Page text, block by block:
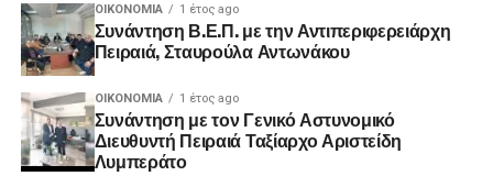
ΟΙΚΟΝΟΜΊΑ 1 έτος ago
Συνάντηση Β.Ε.Π. με την Αντιπεριφερειάρχη
Πειραιά, Σταυρούλα Αντωνάκου
ΟΙΚΟΝΟΜΊΑ 1 έτος ago
Συνάντηση με τον Γενικό Αστυνομικό
Διευθυντή Πειραιά Ταξίαρχο Αριστείδη
Λυμπεράτο